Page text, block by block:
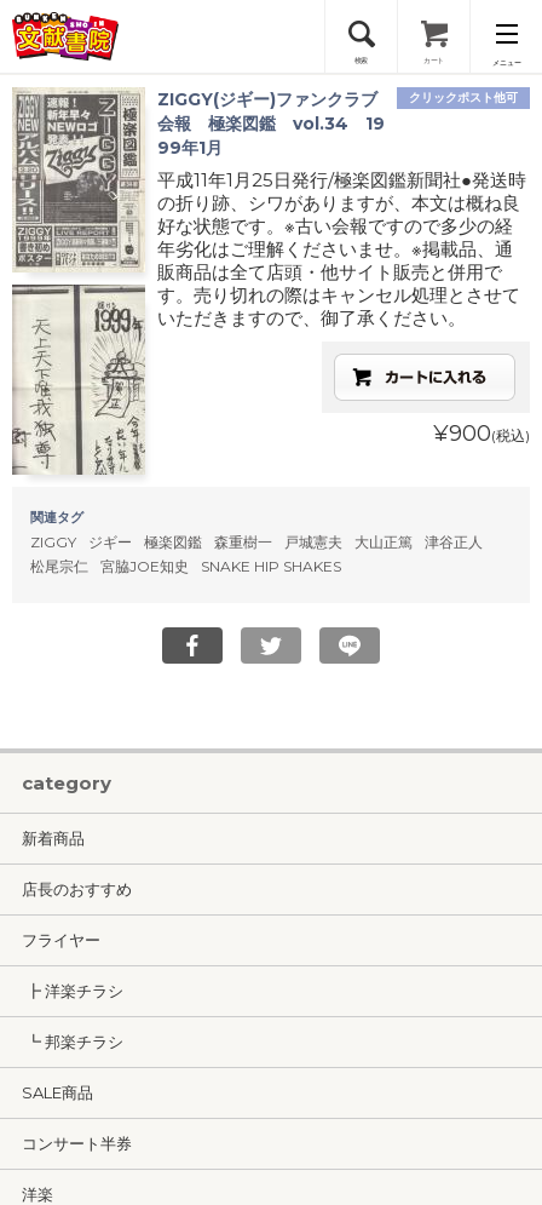
検索 カート メニュー
会員登録
ログイン
クリックポスト他可
ZIGGY(ジギー)ファンクラブ
会報 極楽図鑑 vol.34 19
99年1月
平成11年1月25日発行/極楽図鑑新聞社●発送時
の折り跡、シワがありますが、本文は概ね良
好な状態です。※古い会報ですので多少の経
年劣化はご理解くださいませ。※掲載品、通
販商品は全て店頭・他サイト販売と併用で
す。売り切れの際はキャンセル処理とさせて
いただきますので、御了承ください。
¥900(税込)
関連タグ
ZIGGY ジギー 極楽図鑑 森重樹一 戸城憲夫 大山正篤
津谷正人
松尾宗仁
宮脇JOE知史 SNAKE HIP SHAKES
category
新着商品
店長のおすすめ
フライヤー
┣ 洋楽チラシ
┗ 邦楽チラシ
SALE商品
コンサート半券
洋楽